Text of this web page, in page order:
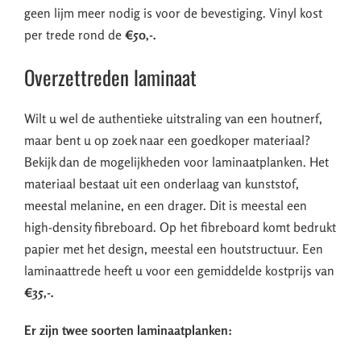
geen lijm meer nodig is voor de bevestiging. Vinyl kost
per trede rond de €50,-.
Overzettreden laminaat
Wilt u wel de authentieke uitstraling van een houtnerf,
maar bent u op zoek naar een goedkoper materiaal?
Bekijk dan de mogelijkheden voor laminaatplanken. Het
materiaal bestaat uit een onderlaag van kunststof,
meestal melanine, en een drager. Dit is meestal een
high-density fibreboard. Op het fibreboard komt bedrukt
papier met het design, meestal een houtstructuur. Een
laminaattrede heeft u voor een gemiddelde kostprijs van
€35,-.
Er zijn twee soorten laminaatplanken: